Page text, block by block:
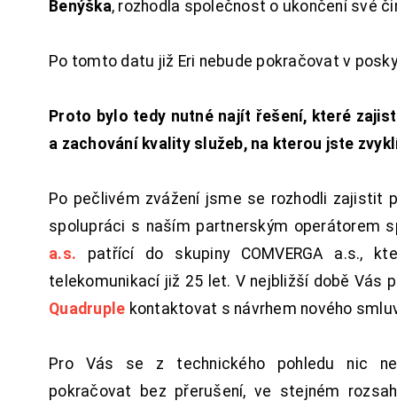
Benýška, rozhodla společnost o ukončení své
Po tomto datu již Eri nebude pokračovat v
Proto bylo tedy nutné najít řešení, které
a zachování kvality služeb, na kterou jste
Po pečlivém zvážení jsme se rozhodli zajistit
spolupráci s naším partnerským operátorem
a.s. patřící do skupiny COMVERGA a.s.,
telekomunikací již 25 let. V nejbližší době Vás
Quadruple kontaktovat s návrhem nového
Pro Vás se z technického pohledu nic
pokračovat bez přerušení, ve stejném